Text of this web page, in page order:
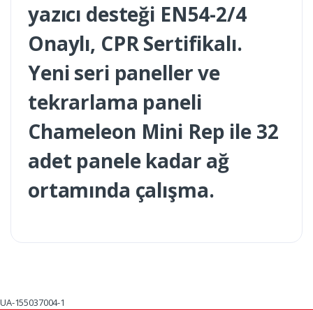
yazıcı desteği EN54-2/4
Onaylı, CPR Sertifikalı.
Yeni seri paneller ve
tekrarlama paneli
Chameleon Mini Rep ile 32
adet panele kadar ağ
ortamında çalışma.
UA-155037004-1